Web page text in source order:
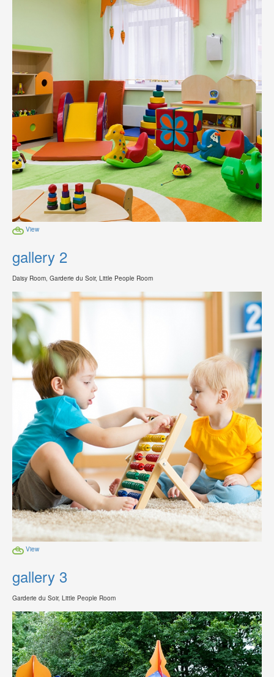
View
gallery 2
Daisy Room, Garderie du Soir, Little People Room
View
gallery 3
Garderie du Soir, Little People Room